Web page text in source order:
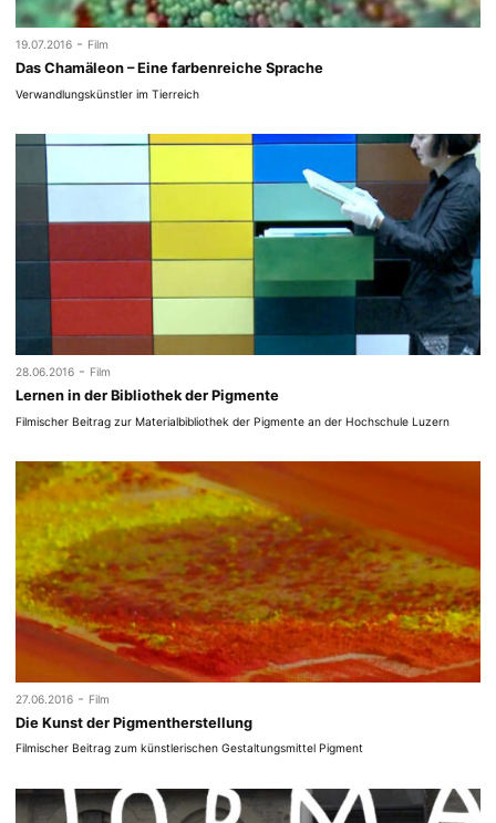
19.07.2016 - Film
Das Chamäleon – Eine farbenreiche Sprache
Verwandlungskünstler im Tierreich
28.06.2016 - Film
Lernen in der Bibliothek der Pigmente
Filmischer Beitrag zur Materialbibliothek der Pigmente an der Hochschule Luzern
27.06.2016 - Film
Die Kunst der Pigmentherstellung
Filmischer Beitrag zum künstlerischen Gestaltungsmittel Pigment